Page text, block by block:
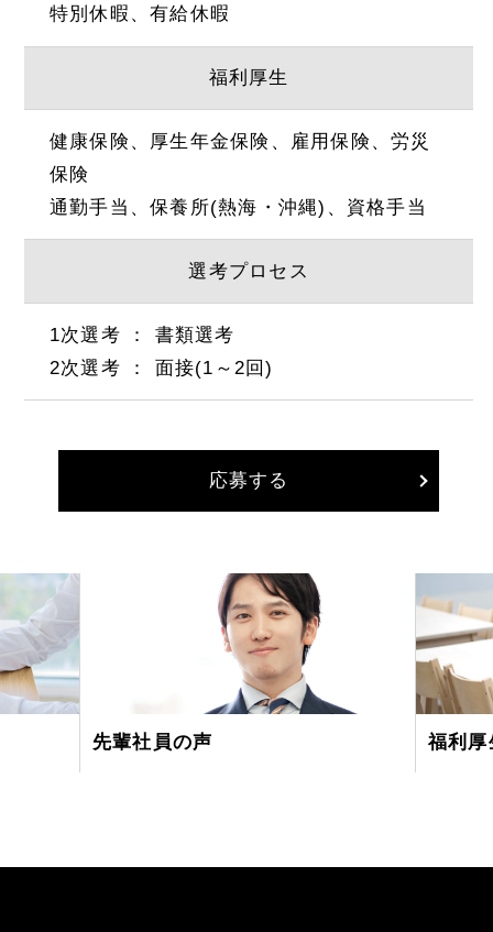
特別休暇、有給休暇
福利厚生
健康保険、厚生年金保険、雇用保険、労災
保険
通勤手当、保養所(熱海・沖縄)、資格手当
選考プロセス
1次選考 ： 書類選考
2次選考 ： 面接(1～2回)
応募する
先輩社員の声 福利厚